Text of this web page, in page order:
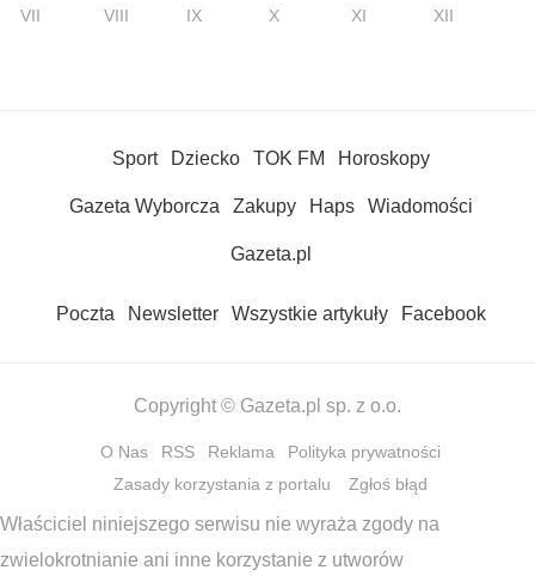
VII
VIII IX X XI XII
Sport Dziecko TOK FM Horoskopy
Gazeta Wyborcza Zakupy Haps Wiadomości
Gazeta.pl
Poczta Newsletter Wszystkie artykuły Facebook
Copyright © Gazeta.pl sp. z o.o.
O Nas RSS Reklama
Polityka prywatności
Zasady korzystania z portalu
Zgłoś błąd
Właściciel niniejszego serwisu nie wyraża zgody na
zwielokrotnianie ani inne korzystanie z utworów